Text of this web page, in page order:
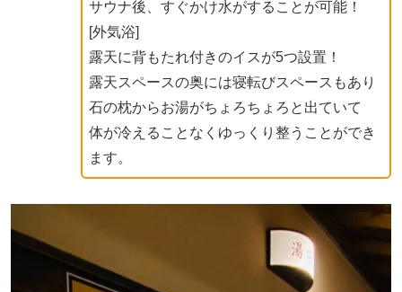
サウナ後、すぐかけ水がすることが可能！
[外気浴]
露天に背もたれ付きのイスが5つ設置！
露天スペースの奥には寝転びスペースもあり
石の枕からお湯がちょろちょろと出ていて
体が冷えることなくゆっくり整うことができ
ます。